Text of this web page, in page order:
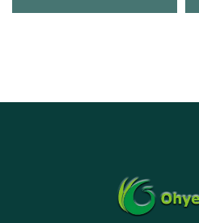
adapté aux longues jupes